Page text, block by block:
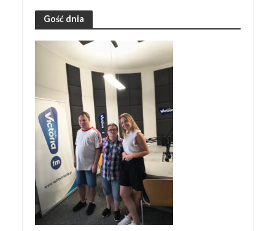
Gość dnia